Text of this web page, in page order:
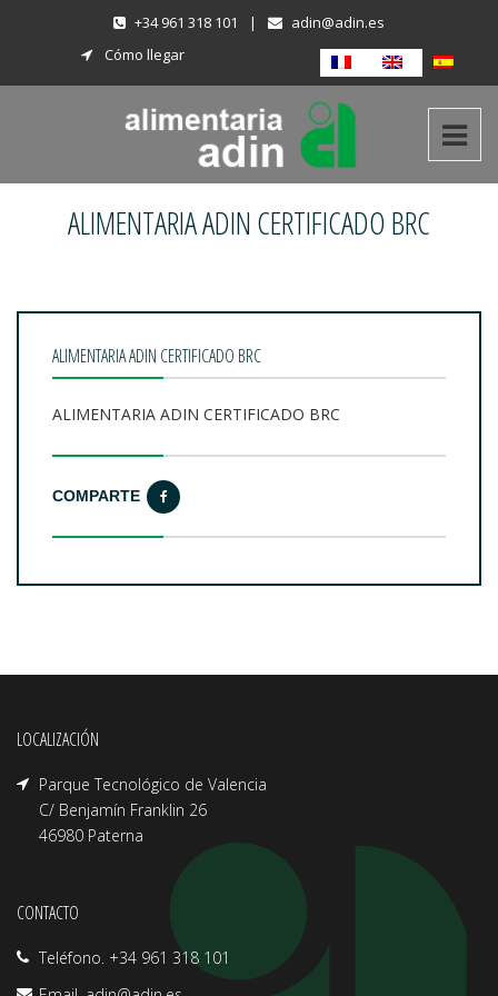
+34 961 318 101 |
adin@adin.es
Cómo llegar
ALIMENTARIA ADIN CERTIFICADO BRC
ALIMENTARIA ADIN CERTIFICADO BRC
ALIMENTARIA ADIN CERTIFICADO BRC
COMPARTE
LOCALIZACIÓN
Parque Tecnológico de Valencia
C/ Benjamín Franklin 26
46980 Paterna
CONTACTO
Teléfono. +34 961 318 101